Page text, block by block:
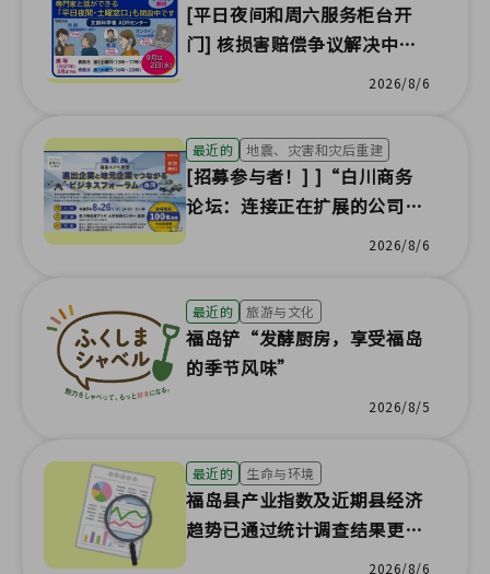
[平日夜间和周六服务柜台开
门] 核损害赔偿争议解决中心
2026/8/6
最近的 地震、灾害和灾后重建
[招募参与者！] ]“白川商务
论坛：连接正在扩展的公司与
2026/8/6
最近的 旅游与文化
福岛铲“发酵厨房，享受福岛
的季节风味”
2026/8/5
最近的 生命与环境
福岛县产业指数及近期县经济
趋势已通过统计调查结果更
2026/8/6